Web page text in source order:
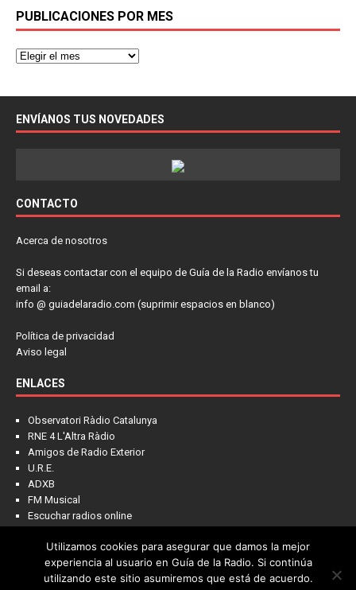
PUBLICACIONES POR MES
ENVÍANOS TUS NOVEDADES
CONTACTO
Acerca de nosotros
Si deseas contactar con el equipo de Guía de la Radio envíanos tu
email a:
info @ guiadelaradio.com (suprimir espacios en blanco)
Política de privacidad
Aviso legal
ENLACES
Observatori Ràdio Catalunya
RNE 4 L'Altra Ràdio
Amigos de Radio Exterior
U.R.E.
ADXB
FM Musical
Escuchar radios online
Utilizamos cookies para asegurar que damos la mejor
experiencia al usuario en Guía de la Radio. Si continúa
utilizando este sitio asumiremos que está de acuerdo.